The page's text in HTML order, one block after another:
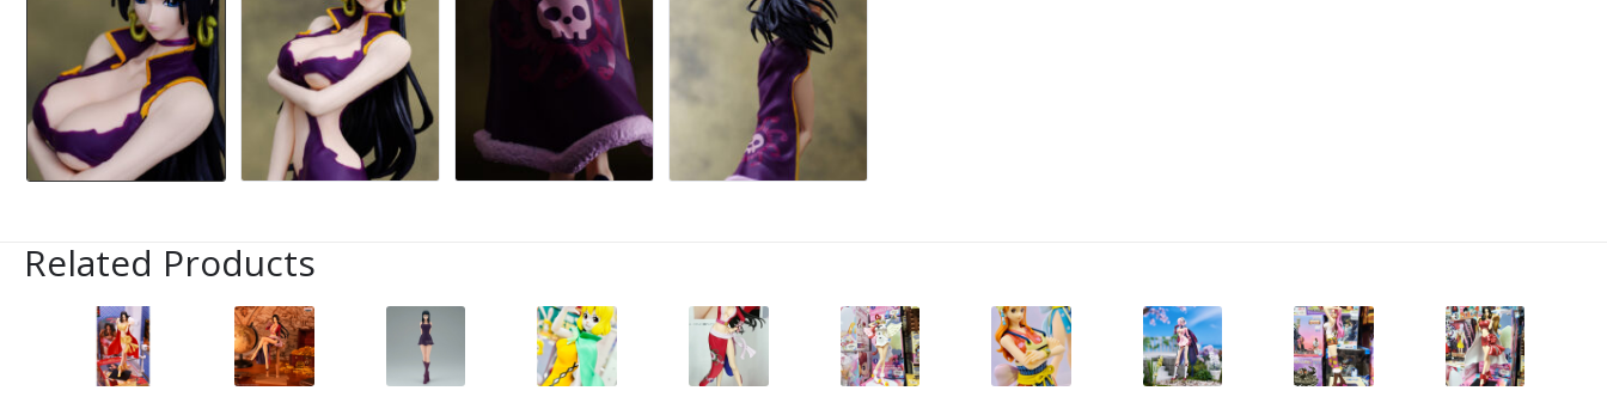
Related Products